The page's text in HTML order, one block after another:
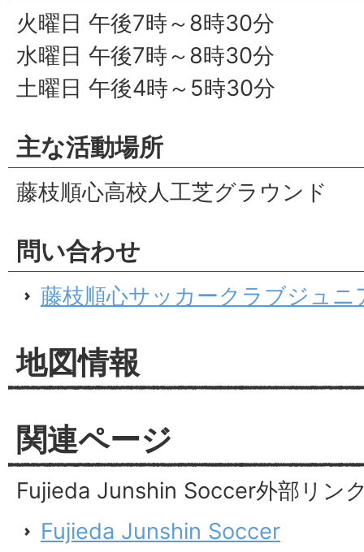
火曜日 午後7時～8時30分
水曜日 午後7時～8時30分
土曜日 午後4時～5時30分
主な活動場所
藤枝順心高校人工芝グラウンド
問い合わせ
藤枝順心サッカークラブジュニ
地図情報
関連ページ
Fujieda Junshin Soccer外部リン
Fujieda Junshin Soccer